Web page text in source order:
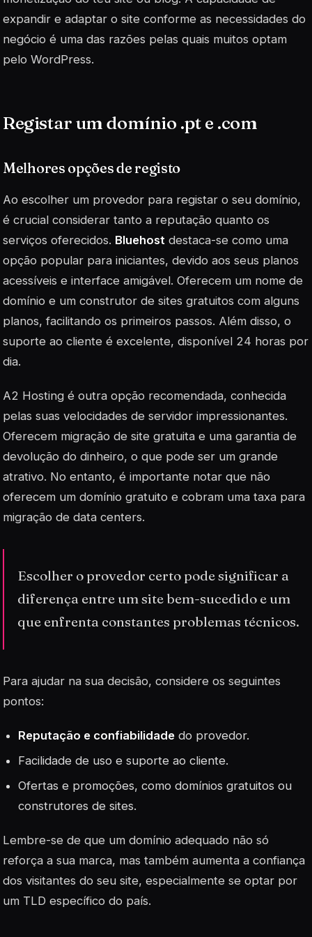
expandir e adaptar o site conforme as necessidades do
negócio é uma das razões pelas quais muitos optam
pelo WordPress.
Registar um domínio .pt e .com
Melhores opções de registo
Ao escolher um provedor para registar o seu domínio,
é crucial considerar tanto a reputação quanto os
serviços oferecidos. Bluehost destaca-se como uma
opção popular para iniciantes, devido aos seus planos
acessíveis e interface amigável. Oferecem um nome de
domínio e um construtor de sites gratuitos com alguns
planos, facilitando os primeiros passos. Além disso, o
suporte ao cliente é excelente, disponível 24 horas por
dia.
A2 Hosting é outra opção recomendada, conhecida
pelas suas velocidades de servidor impressionantes.
Oferecem migração de site gratuita e uma garantia de
devolução do dinheiro, o que pode ser um grande
atrativo. No entanto, é importante notar que não
oferecem um domínio gratuito e cobram uma taxa para
migração de data centers.
Escolher o provedor certo pode significar a
diferença entre um site bem-sucedido e um
que enfrenta constantes problemas técnicos.
Para ajudar na sua decisão, considere os seguintes
pontos:
Reputação e confiabilidade do provedor.
Facilidade de uso e suporte ao cliente.
Ofertas e promoções, como domínios gratuitos ou
construtores de sites.
Lembre-se de que um domínio adequado não só
reforça a sua marca, mas também aumenta a confiança
dos visitantes do seu site, especialmente se optar por
um TLD específico do país.